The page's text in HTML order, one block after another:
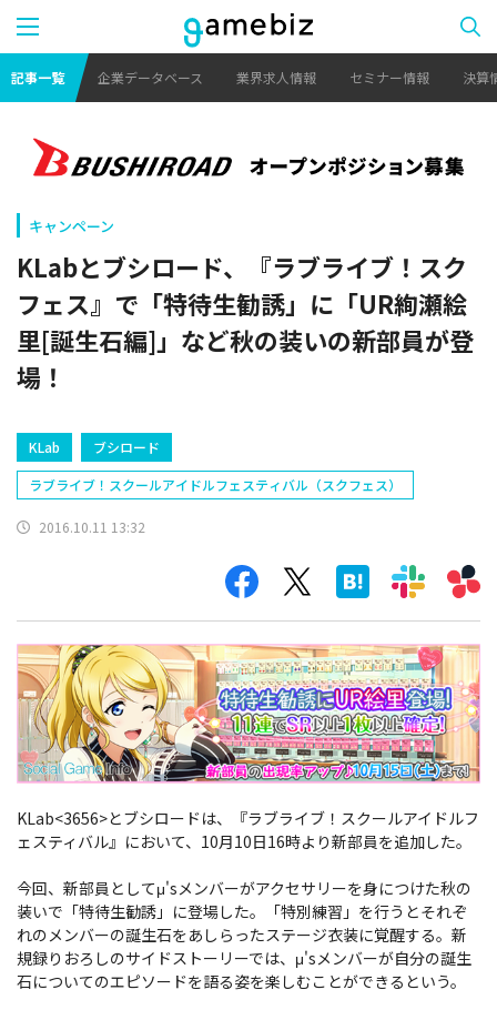
記事一覧 企業データベース 業界求人情報 セミナー情報 決算
キャンペーン
KLabとブシロード、『ラブライブ！スク
フェス』で「特待生勧誘」に「UR絢瀬絵
里[誕生石編]」など秋の装いの新部員が登
場！
KLab
ブシロード
ラブライブ！スクールアイドルフェスティバル（スクフェス）
2016.10.11 13:32
KLab<3656>とブシロードは、『ラブライブ！スクールアイドルフ
ェスティバル』において、10月10日16時より新部員を追加した。
今回、新部員としてμ'sメンバーがアクセサリーを身につけた秋の
装いで「特待生勧誘」に登場した。「特別練習」を行うとそれぞ
れのメンバーの誕生石をあしらったステージ衣装に覚醒する。新
規録りおろしのサイドストーリーでは、μ'sメンバーが自分の誕生
石についてのエピソードを語る姿を楽しむことができるという。